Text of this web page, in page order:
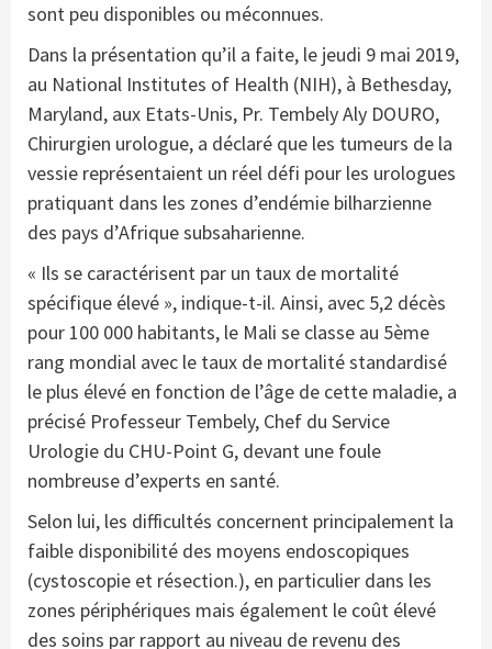
sont peu disponibles ou méconnues.
Dans la présentation qu’il a faite, le jeudi 9 mai 2019,
au National Institutes of Health (NIH), à Bethesday,
Maryland, aux Etats-Unis, Pr. Tembely Aly DOURO,
Chirurgien urologue, a déclaré que les tumeurs de la
vessie représentaient un réel défi pour les urologues
pratiquant dans les zones d’endémie bilharzienne
des pays d’Afrique subsaharienne.
« Ils se caractérisent par un taux de mortalité
spécifique élevé », indique-t-il. Ainsi, avec 5,2 décès
pour 100 000 habitants, le Mali se classe au 5ème
rang mondial avec le taux de mortalité standardisé
le plus élevé en fonction de l’âge de cette maladie, a
précisé Professeur Tembely, Chef du Service
Urologie du CHU-Point G, devant une foule
nombreuse d’experts en santé.
Selon lui, les difficultés concernent principalement la
faible disponibilité des moyens endoscopiques
(cystoscopie et résection.), en particulier dans les
zones périphériques mais également le coût élevé
des soins par rapport au niveau de revenu des